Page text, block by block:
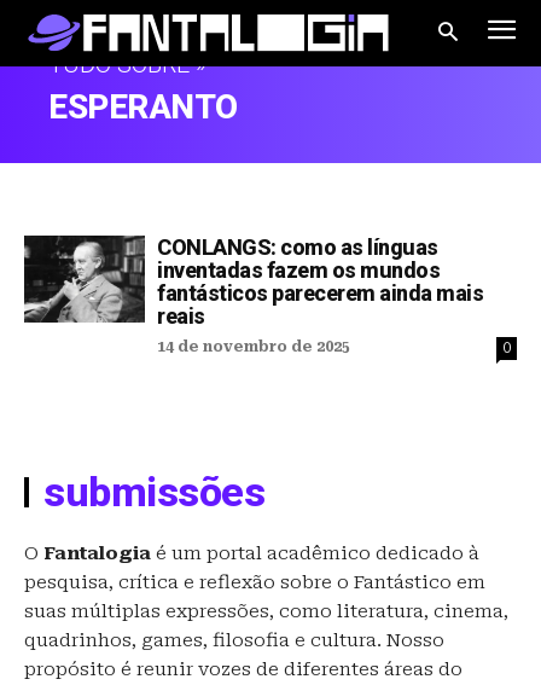
TUDO SOBRE »
ESPERANTO
CONLANGS: como as línguas
inventadas fazem os mundos
fantásticos parecerem ainda mais
reais
14 de novembro de 2025 0
submissões
O Fantalogia é um portal acadêmico dedicado à
pesquisa, crítica e reflexão sobre o Fantástico em
suas múltiplas expressões, como literatura, cinema,
quadrinhos, games, filosofia e cultura. Nosso
propósito é reunir vozes de diferentes áreas do